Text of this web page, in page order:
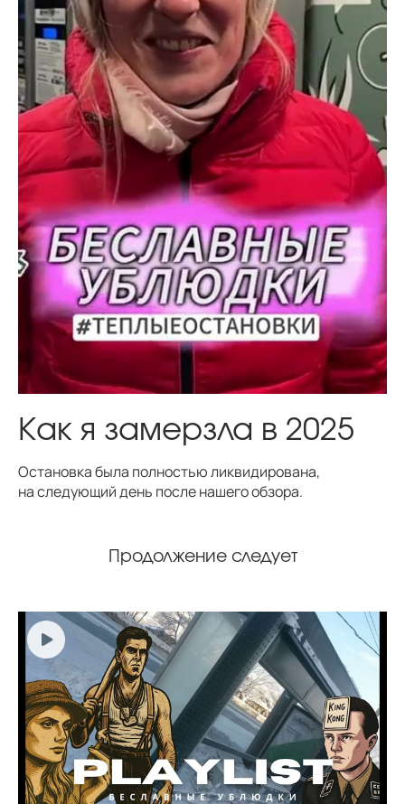
Как я замерзла в 2025
Остановка была полностью ликвидирована,
на следующий день после нашего обзора.
Продолжение следует